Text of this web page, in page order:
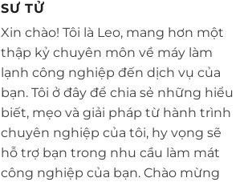
SƯ TỬ
Xin chào! Tôi là Leo, mang hơn một
thập kỷ chuyên môn về máy làm
lạnh công nghiệp đến dịch vụ của
bạn. Tôi ở đây để chia sẻ những hiểu
biết, mẹo và giải pháp từ hành trình
chuyên nghiệp của tôi, hy vọng sẽ
hỗ trợ bạn trong nhu cầu làm mát
công nghiệp của bạn. Chào mừng